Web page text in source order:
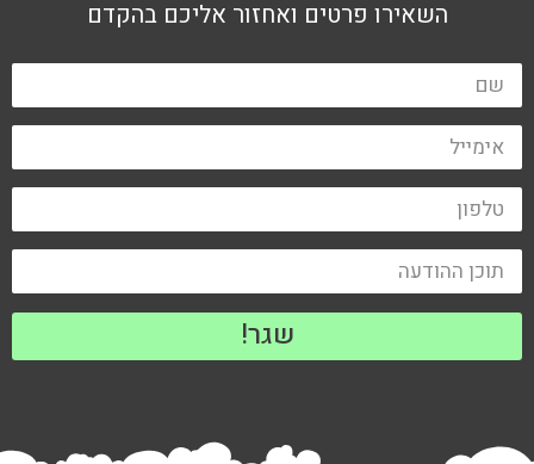
השאירו פרטים ואחזור אליכם בהקדם
שגר!